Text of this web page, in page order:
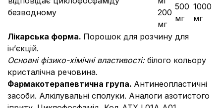
безводному
200
мг
500
мг
1000
мг
Лікарська форма. Порошок для розчину для
ін’єкцій.
Основні фізико-хімічні властивості: білого кольору
кристалічна речовина.
Фармакотерапевтична група. Антинеопластичні
засоби. Алкілувальні сполуки. Аналоги азотистого